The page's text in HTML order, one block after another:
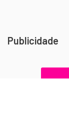
Publicidade